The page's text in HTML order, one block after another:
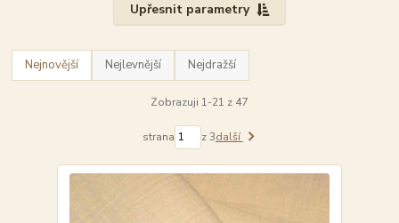
Upřesnit parametry
Nejnovější Nejlevnější Nejdražší
Zobrazuji 1-21 z 47
strana z 3další